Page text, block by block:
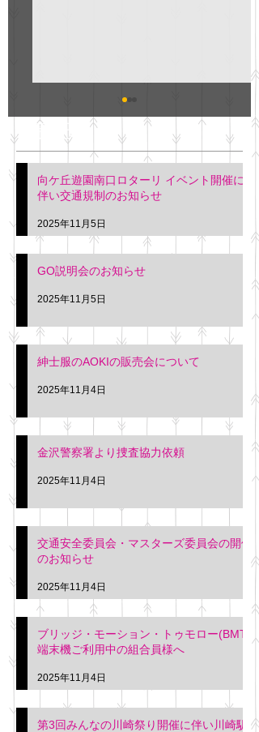
明日(11月6日)午後3時～5
階会議室にてGOの説明会
を行います。 神奈川個人
タクシー協同組合 専務 佐
久間
最新記事
向ケ丘遊園南口ロターリ イベント開催に
伴い交通規制のお知らせ
2025年11月5日
GO説明会のお知らせ
2025年11月5日
紳士服のAOKIの販売会について
2025年11月4日
金沢警察署より捜査協力依頼
2025年11月4日
交通安全委員会・マスターズ委員会の開催
のお知らせ
2025年11月4日
ブリッジ・モーション・トゥモロー(BMT)
端末機ご利用中の組合員様へ
2025年11月4日
第3回みんなの川崎祭り開催に伴い川崎駅